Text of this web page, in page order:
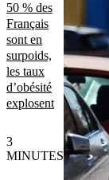
50 % des
Français
sont en
surpoids,
les taux
d’obésité
explosent
3
MINUTES